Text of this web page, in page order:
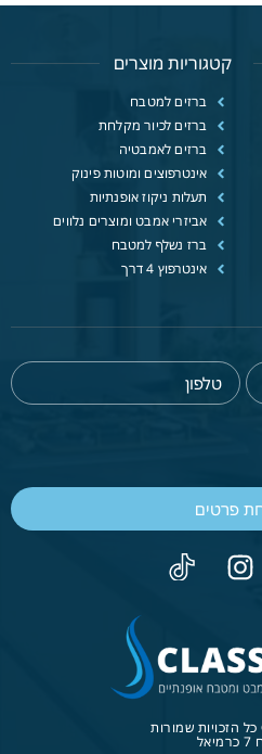
קטגוריות מוצרים
ברזים למטבח
ברזים לכיור מקלחת
ברזים לאמבטיה
אינטרפוצים ומוטות פינוק
תעלות ניקוז אופנתיות
אביזרי אמבט ומוצרים נלווים
ברז נשלף למטבח
אינטרפוץ 4 דרך
פרטים
הזכויות שמורות